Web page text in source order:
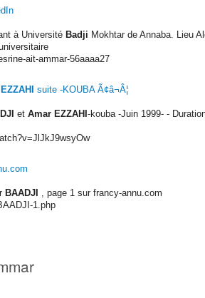
à Université Badji Mokhtar de Annaba. Lieu
ait-ammar-56aaaa27
suite -KOUBA Ã¢â¬Â¦
et Amar EZZAHI-kouba -Juin 1999- -
BAADJI , page 1 sur francy-annu.com
1.php